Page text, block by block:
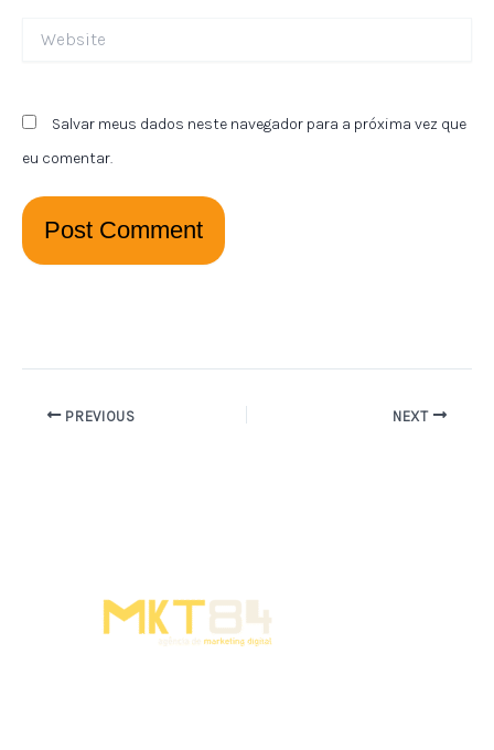
Salvar meus dados neste navegador para a próxima vez que
eu comentar.
PREVIOUS NEXT